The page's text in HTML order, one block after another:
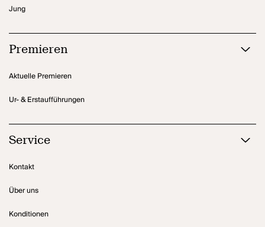
Jung
Premieren
Aktuelle Premieren
Ur- & Erstaufführungen
Service
Kontakt
Über uns
Konditionen